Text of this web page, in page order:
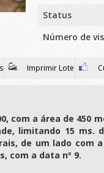
Status
Número de
Imprimir Lote
com a área de 450
limitando 15
de um lado com
com a data nº 9.